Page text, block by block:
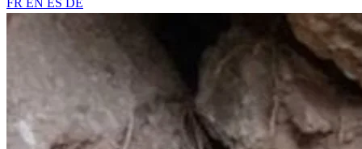
FR EN ES DE